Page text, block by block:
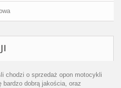
chodzi o sprzedaż opon motocykli
bardzo dobrą jakościa, oraz